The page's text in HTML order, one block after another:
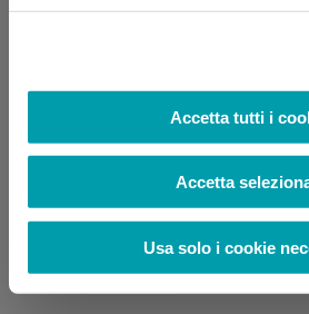
Accetta tutti i
Accetta
Usa solo i cookie